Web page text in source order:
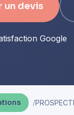
un devis
Google